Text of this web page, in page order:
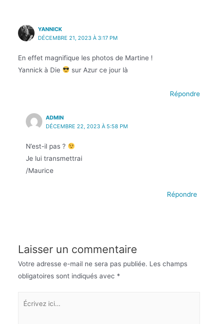
YANNICK
DÉCEMBRE 21, 2023 À 3:17 PM
En effet magnifique les photos de Martine !
Yannick à Die
sur Azur ce jour là
Répondre
ADMIN
DÉCEMBRE 22, 2023 À 5:58 PM
N’est-il pas ?
Je lui transmettrai
/Maurice
Répondre
Laisser un commentaire
Votre adresse e-mail ne sera pas publiée. Les champs
obligatoires sont indiqués avec *